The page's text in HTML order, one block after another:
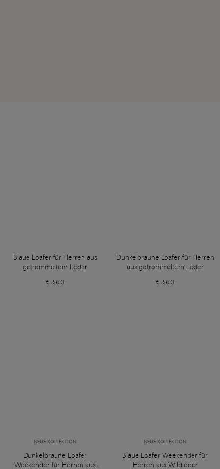
Blaue Loafer für Herren aus
getrommeltem Leder
€ 660
Dunkelbraune Loafer für Herren
aus getrommeltem Leder
€ 660
NEUE KOLLEKTION
Dunkelbraune Loafer
Weekender für Herren aus
NEUE KOLLEKTION
Blaue Loafer Weekender für
Herren aus Wildleder